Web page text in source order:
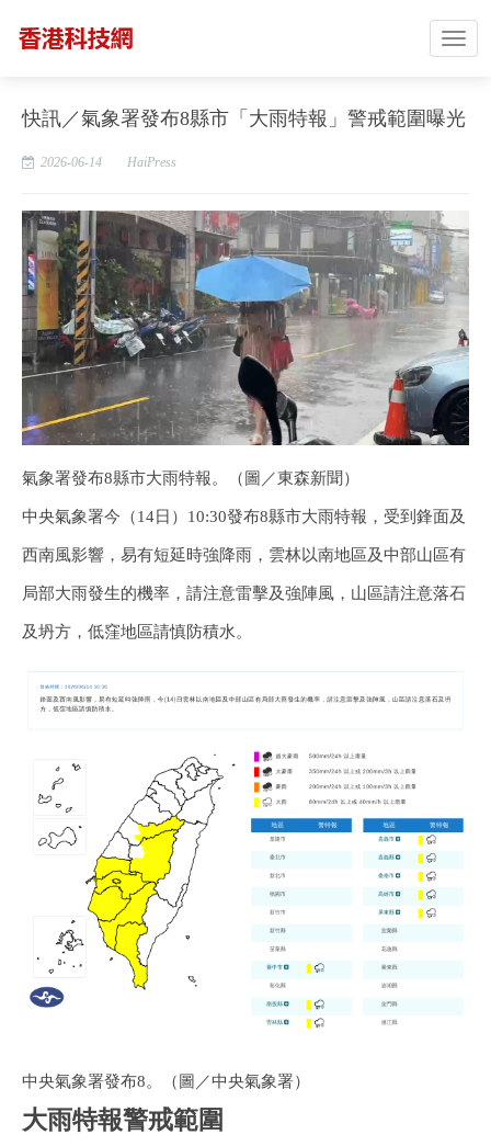
快訊／氣象署發布8縣市「大雨特報」警戒範圍曝光
2026-06-14 HaiPress
氣象署發布8縣市大雨特報。（圖／東森新聞）
中央氣象署今（14日）10:30發布8縣市大雨特報，受到鋒面及
西南風影響，易有短延時強降雨，雲林以南地區及中部山區有
局部大雨發生的機率，請注意雷擊及強陣風，山區請注意落石
及坍方，低窪地區請慎防積水。
中央氣象署發布8。（圖／中央氣象署）
大雨特報警戒範圍